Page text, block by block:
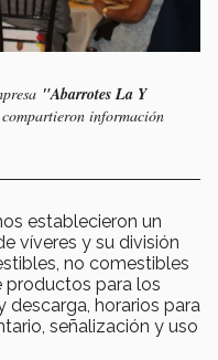
"Abarrotes La Y
información
establecieron un
víveres y su división
no comestibles
productos para los
descarga, horarios para
señalización y uso